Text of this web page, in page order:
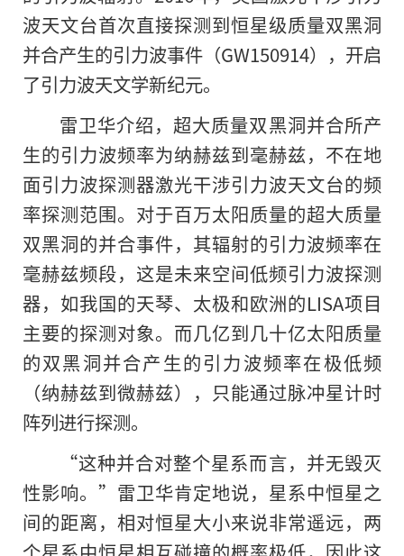
波天文台首次直接探测到恒星级质量双黑洞
并合产生的引力波事件（GW150914），开启
了引力波天文学新纪元。
雷卫华介绍，超大质量双黑洞并合所产
生的引力波频率为纳赫兹到毫赫兹，不在地
面引力波探测器激光干涉引力波天文台的频
率探测范围。对于百万太阳质量的超大质量
双黑洞的并合事件，其辐射的引力波频率在
毫赫兹频段，这是未来空间低频引力波探测
器，如我国的天琴、太极和欧洲的LISA项目
主要的探测对象。而几亿到几十亿太阳质量
的双黑洞并合产生的引力波频率在极低频
（纳赫兹到微赫兹），只能通过脉冲星计时
阵列进行探测。
“这种并合对整个星系而言，并无毁灭
性影响。”雷卫华肯定地说，星系中恒星之
间的距离，相对恒星大小来说非常遥远，两